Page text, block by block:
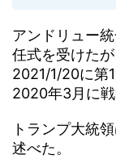
アンドリュー
任式を受けた
2021/1/20に第
2020年3月に戦
トランプ大統
述べた。